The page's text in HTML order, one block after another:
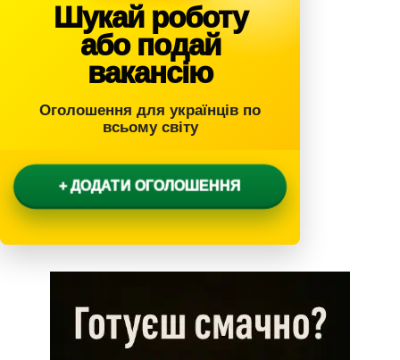
Шукай роботу
або подай
вакансію
Оголошення для українців по
всьому світу
+ ДОДАТИ ОГОЛОШЕННЯ